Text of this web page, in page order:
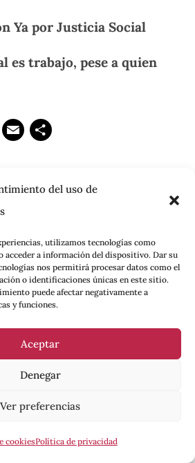
del uso de
utilizamos tecnologías como
acceder a información del dispositivo. Dar su
nos permitirá procesar datos como el
o identificaciones únicas en este sitio.
puede afectar negativamente a
y funciones.
Aceptar
Denegar
Ver preferencias
cookiesPolítica de privacidad
Ya por Justicia Social
es trabajo, pese a quien
Mastodon
Email
García
sexual e integrante
Prostitutas de Sevilla y del
Regularización Ya. En X:
BOLETÍN